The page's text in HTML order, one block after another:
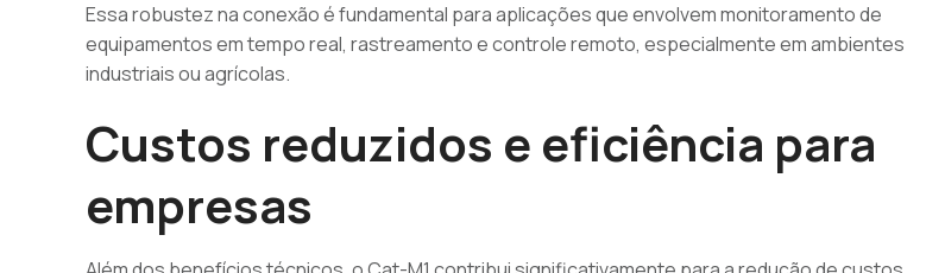
Essa robustez na conexão é fundamental para aplicações que envolvem monitoramento de
equipamentos em tempo real, rastreamento e controle remoto, especialmente em ambientes
industriais ou agrícolas.
Custos reduzidos e eficiência para
empresas